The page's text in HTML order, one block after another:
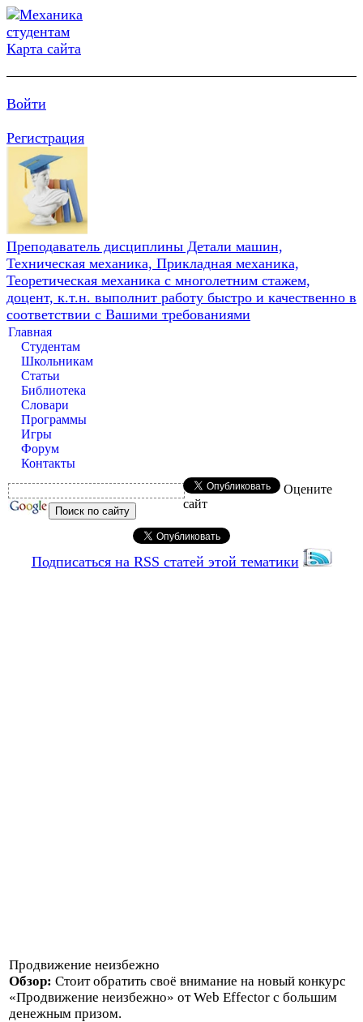
Карта сайта
Войти
Регистрация
Преподаватель дисциплины Детали машин,
Техническая механика, Прикладная механика,
Теоретическая механика с многолетним стажем,
доцент, к.т.н. выполнит работу быстро и качественно в
соответствии с Вашими требованиями
Главная
Студентам
Школьникам
Статьи
Библиотека
Словари
Программы
Игры
Форум
Контакты
Оцените
сайт
Подписаться на RSS статей этой тематики
Продвижение неизбежно
Обзор: Стоит обратить своё внимание на новый конкурс
«Продвижение неизбежно» от Web Effector с большим
денежным призом.